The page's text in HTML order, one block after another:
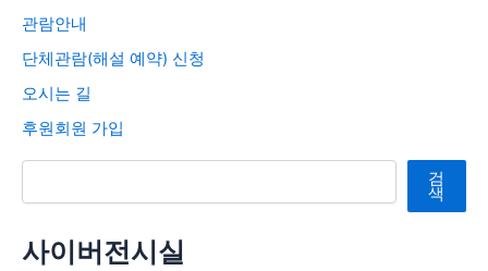
관람안내
단체관람(해설 예약) 신청
오시는 길
후원회원 가입
검색 검
색
사이버전시실